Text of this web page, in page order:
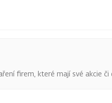
firem, které mají své akcie či